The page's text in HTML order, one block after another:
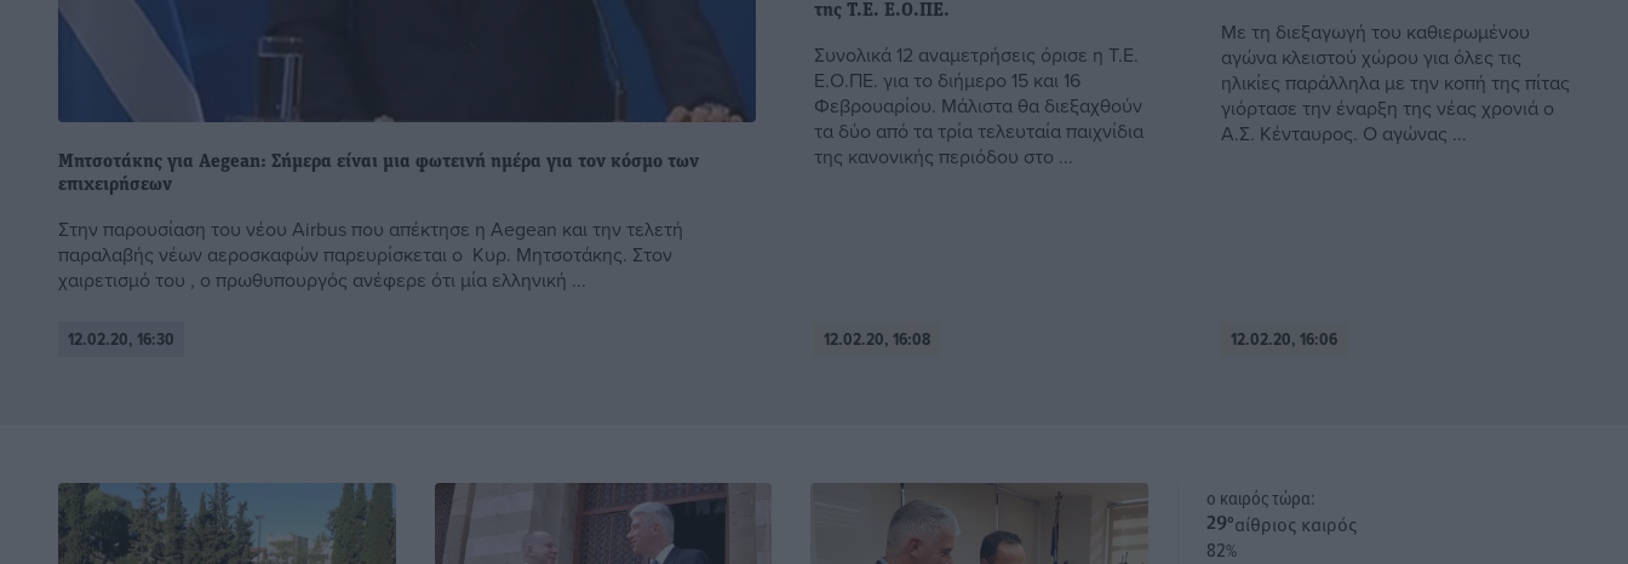
Μητσοτάκης για Aegean: Σήμερα είναι μια φωτεινή ημέρα για τον κόσμο των
επιχειρήσεων
Στην παρουσίαση του νέου Airbus που απέκτησε η Aegean και την τελετή
παραλαβής νέων αεροσκαφών παρευρίσκεται ο Κυρ. Μητσοτάκης. Στον
χαιρετισμό του , ο πρωθυπουργός ανέφερε ότι μία ελληνική ...
12.02.20, 16:30
της Τ.Ε. Ε.Ο.ΠΕ.
Συνολικά 12 αναμετρήσεις όρισε η Τ.Ε.
Ε.Ο.ΠΕ. για το διήμερο 15 και 16
Φεβρουαρίου. Μάλιστα θα διεξαχθούν
τα δύο από τα τρία τελευταία παιχνίδια
της κανονικής περιόδου στο ...
12.02.20, 16:08
Με τη διεξαγωγή του καθιερωμένου
αγώνα κλειστού χώρου για όλες τις
ηλικίες παράλληλα με την κοπή της πίτας
γιόρτασε την έναρξη της νέας χρονιά ο
Α.Σ. Κένταυρος. Ο αγώνας ...
12.02.20, 16:06
o καιρός τώρα:
29°αίθριος καιρός
82%